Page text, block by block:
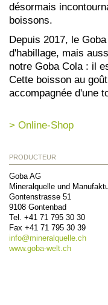
désormais
boissons.
Depuis 2017, le
d'habillage, mais
notre Goba Cola : il
Cette boisson au
accompagnée d'une
> Online-Shop
PRODUCTEUR
Goba AG
Mineralquelle und
Gontenstrasse 51
9108 Gontenbad
Tel. +41 71 795 30 30
Fax +41 71 795 30 39
info@mineralquelle.ch
www.goba-welt.ch